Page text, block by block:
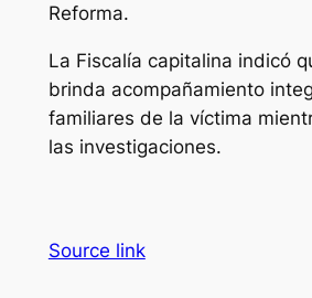
Reforma.
La Fiscalía capitalina indicó
brinda acompañamiento
familiares de la víctima
las investigaciones.
Source link